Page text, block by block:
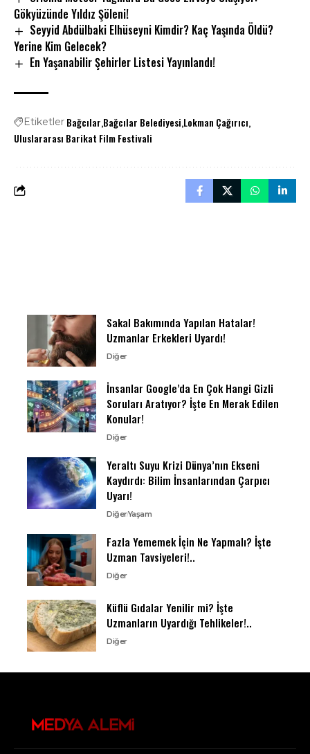
Gökyüzünde Yıldız Şöleni!
Seyyid Abdülbaki Elhüseyni Kimdir? Kaç Yaşında Öldü?
Yerine Kim Gelecek?
En Yaşanabilir Şehirler Listesi Yayınlandı!
Etiketler Bağcılar Bağcılar Belediyesi Lokman Çağırıcı
Uluslararası Barikat Film Festivali
Sakal Bakımında Yapılan Hatalar!
Uzmanlar Erkekleri Uyardı!
Diğer
İnsanlar Google’da En Çok Hangi Gizli
Soruları Aratıyor? İşte En Merak Edilen
Konular!
Diğer
Yeraltı Suyu Krizi Dünya’nın Ekseni
Kaydırdı: Bilim İnsanlarından Çarpıcı
Uyarı!
DiğerYaşam
Fazla Yememek İçin Ne Yapmalı? İşte
Uzman Tavsiyeleri!..
Diğer
Küflü Gıdalar Yenilir mi? İşte
Uzmanların Uyardığı Tehlikeler!..
Diğer